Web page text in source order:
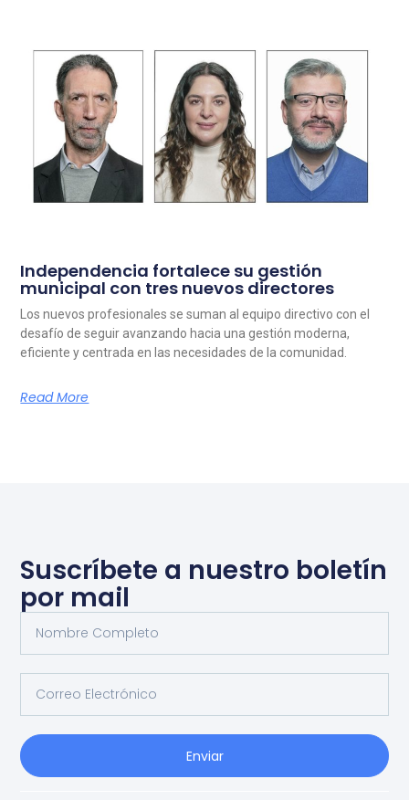
Independencia fortalece su gestión
municipal con tres nuevos directores
Los nuevos profesionales se suman al equipo directivo con el
desafío de seguir avanzando hacia una gestión moderna,
eficiente y centrada en las necesidades de la comunidad.
Read More
Suscríbete a nuestro boletín
por mail
Enviar